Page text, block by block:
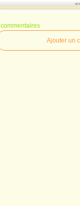
commentaires
Ajouter un